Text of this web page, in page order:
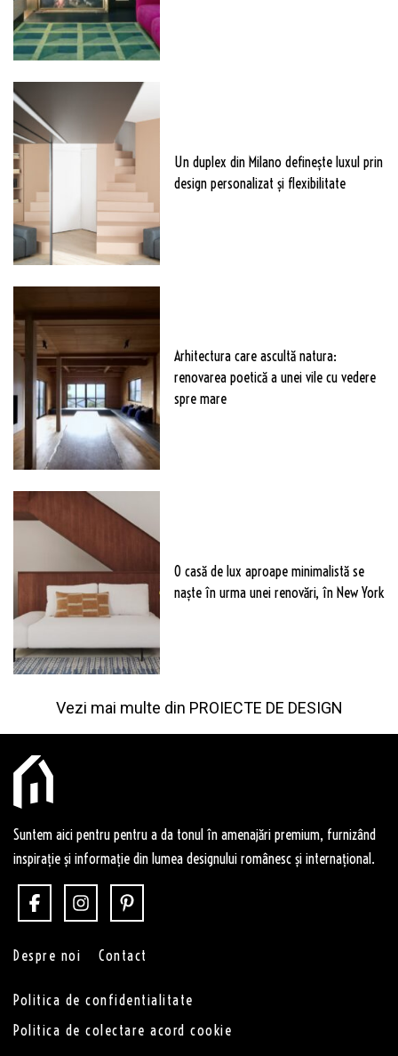
Un duplex din Milano definește luxul prin
design personalizat și flexibilitate
Arhitectura care ascultă natura:
renovarea poetică a unei vile cu vedere
spre mare
O casă de lux aproape minimalistă se
naște în urma unei renovări, în New York
Vezi mai multe din PROIECTE DE DESIGN
Suntem aici pentru pentru a da tonul în amenajări premium, furnizând
inspirație și informație din lumea designului românesc și internațional.
Despre noi Contact
Politica de confidentialitate
Politica de colectare acord cookie